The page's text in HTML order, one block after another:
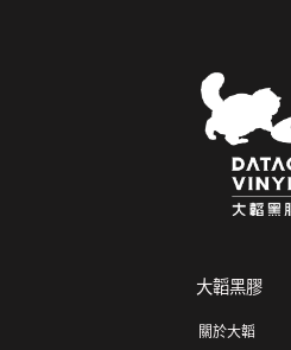
大韜黑膠
關於大韜